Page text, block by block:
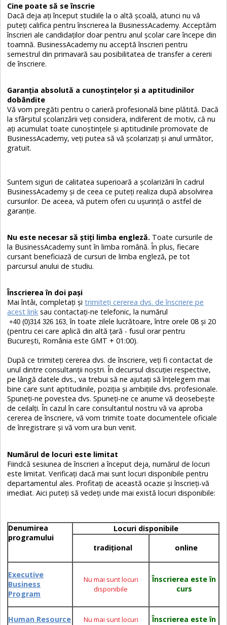
Cine poate să se înscrie
Dacă deja aţi început studiile la o altă şcoală, atunci nu vă
puteţi califica pentru înscrierea la BusinessAcademy. Acceptăm
înscrieri ale candidaţilor doar pentru anul şcolar care începe din
toamnă. BusinessAcademy nu acceptă înscrieri pentru
semestrul din primavară sau posibilitatea de transfer a cererii
de înscriere.
Garanţia absolută a cunoştinţelor şi a aptitudinilor
dobândite
Vă vom pregăti pentru o carieră profesională bine plătită. Dacă
la sfârşitul şcolarizării veţi considera, indiferent de motiv, că nu
aţi acumulat toate cunoştinţele şi aptitudinile promovate de
BusinessAcademy, veţi putea să vă şcolarizaţi şi anul următor,
gratuit.
Suntem siguri de calitatea superioară a şcolarizării în cadrul
BusinessAcademy şi de ceea ce puteţi realiza după absolvirea
cursurilor. De aceea, vă putem oferi cu uşurinţă o astfel de
garanţie.
Nu este necesar să ştiţi limba engleză. Toate cursurile de
la BusinessAcademy sunt în limba română. În plus, fiecare
cursant beneficiază de cursuri de limba engleză, pe tot
parcursul anului de studiu.
Înscrierea în doi paşi
Mai întâi, completaţi şitrimiteţi cererea dvs. de înscriere pe
acest link sau contactaţi-ne telefonic, la numărul
+40 (0)314 326 163, în toate zilele lucrătoare, între orele 08 şi 20
(pentru cei care aplică din altă ţară - fusul orar pentru
Bucureşti, România este GMT + 01:00).
După ce trimiteţi cererea dvs. de înscriere, veţi fi contactat de
unul dintre consultanţii noştri. În decursul discuţiei respective,
pe lângă datele dvs., va trebui să ne ajutaţi să înţelegem mai
bine care sunt aptitudinile, poziţia şi ambiţiile dvs. profesionale.
Spuneţi-ne povestea dvs. Spuneţi-ne ce anume vă deosebeşte
de ceilalţi. În cazul în care consultantul nostru vă va aproba
cererea de înscriere, vă vom trimite toate documentele oficiale
de înregistrare şi vă vom ura bun venit.
Numărul de locuri este limitat
Fiindcă sesiunea de înscrieri a început deja, numărul de locuri
este limitat. Verificaţi dacă mai sunt locuri disponibile pentru
departamentul ales. Profitaţi de această ocazie şi înscrieţi-vă
imediat. Aici puteţi să vedeţi unde mai există locuri disponibile:
Denumirea
programului
Locuri disponibile
tradiţional online
Executive
Business
Program
Nu mai sunt locuri
disponibile
Înscrierea este în
curs
Human Resource
Nu mai sunt locuri
Înscrierea este în